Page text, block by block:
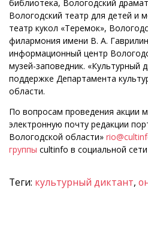
библиотека, Вологодский
Вологодский театр для детей и
театр кукол «Теремок»,
филармония имени В. А.
информационный центр
музей-заповедник. «Культурный
поддержке Департамента
области.
По вопросам проведения акции
электронную почту редакции
Вологодской области»
группы cultinfo в социальной
Теги: культурный диктант,